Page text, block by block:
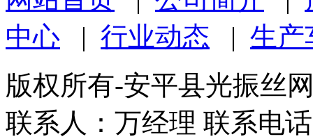
中心 | 行业动态 | 生产
版权所有-安平县光振丝
联系人：万经理 联系电